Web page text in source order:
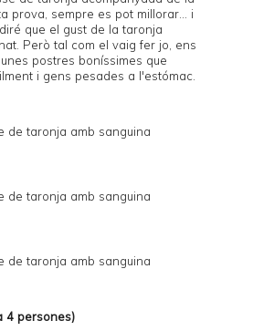
prova, sempre es pot millorar... i
que el gust de la taronja
Però tal com el vaig fer jo, ens
postres boníssimes que
i gens pesades a l'estómac.
4 persones)